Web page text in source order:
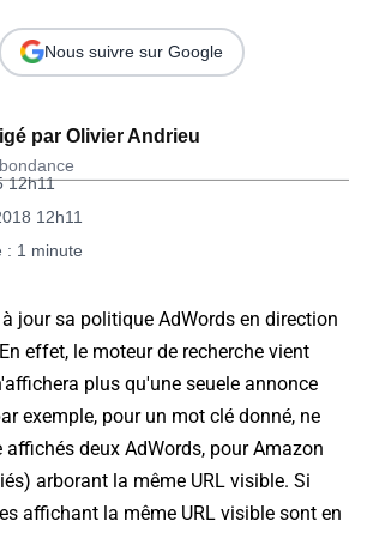
par Olivier Andrieu
12h11
12h11
: 1 minute
Nous suivre sur Google
jour sa politique AdWords en direction
effet, le moteur de recherche vient
plus qu'une seuele annonce
exemple, pour un mot clé donné, ne
affichés deux AdWords, pour Amazon
arborant la même URL visible. Si
affichant la même URL visible sont en